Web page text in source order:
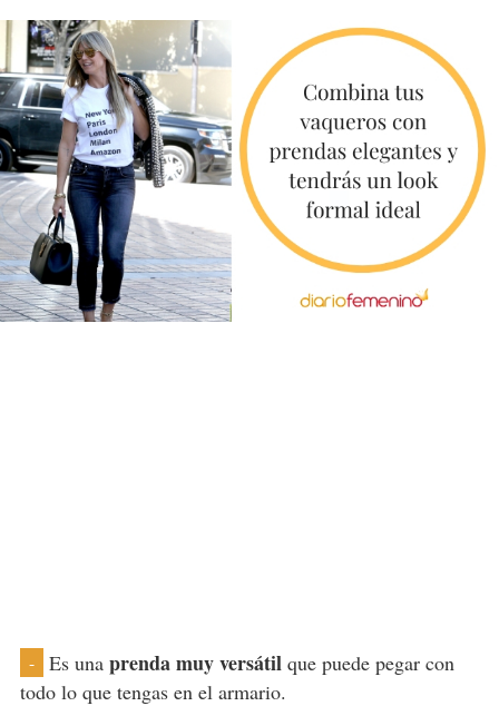
- Es una prenda muy versátil que puede pegar con
todo lo que tengas en el armario.